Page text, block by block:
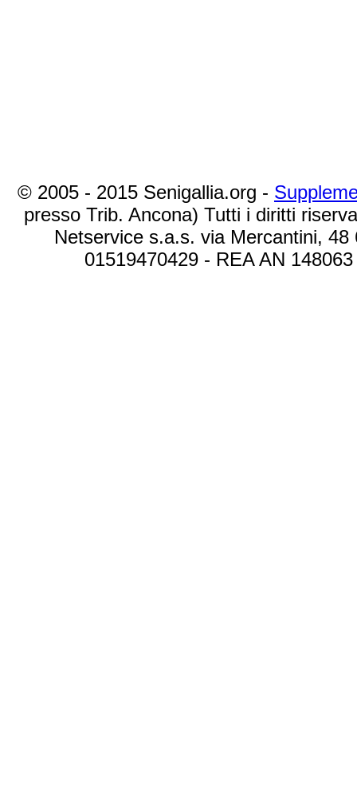
© 2005 - 2015 Senigallia.org -
presso Trib. Ancona) Tutti i diritti
Netservice s.a.s. via Mercantini,
01519470429 - REA AN